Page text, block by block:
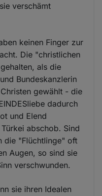
verschämt
keinen Finger zur
Die "christlichen
als die
Bundeskanzlerin
gewählt - die
dadurch
und Elend
abschob. Sind
die "Flüchtlinge" oft
Augen, so sind sie
verschwunden.
sie ihren Idealen